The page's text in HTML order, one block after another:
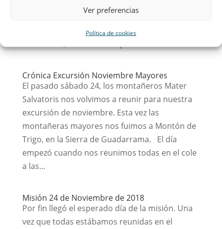
Ver preferencias
Política de cookies
FAMILIAS” con la conferencia “La familia sí
importa, construye la tuya”. Fue una jornada,
Crónica Excursión Noviembre Mayores
El pasado sábado 24, los montañeros Mater
Salvatoris nos volvimos a reunir para nuestra
excursión de noviembre. Esta vez las
montañeras mayores nos fuimos a Montón de
Trigo, en la Sierra de Guadarrama. El día
empezó cuando nos reunimos todas en el cole
a las...
Misión 24 de Noviembre de 2018
Por fin llegó el esperado día de la misión. Una
vez que todas estábamos reunidas en el